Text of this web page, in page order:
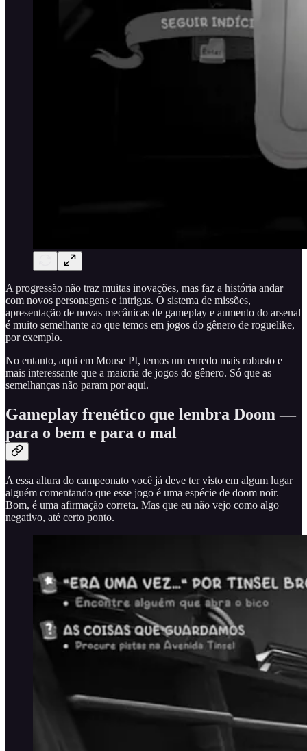
A progressão não traz muitas inovações, mas faz a história andar
com novos personagens e intrigas. O sistema de missões,
apresentação de novas mecânicas de gameplay e aumento do arsenal
é muito semelhante ao que temos em jogos do gênero de roguelike,
por exemplo.
No entanto, aqui em Mouse PI, temos um enredo mais robusto e
mais interessante que a maioria de jogos do gênero. Só que as
semelhanças não param por aqui.
Gameplay frenético que lembra Doom —
para o bem e para o mal
A essa altura do campeonato você já deve ter visto em algum lugar
alguém comentando que esse jogo é uma espécie de doom noir.
Bom, é uma afirmação correta. Mas que eu não vejo como algo
negativo, até certo ponto.